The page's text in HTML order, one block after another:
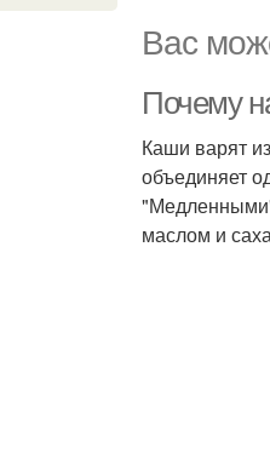
Вас
Почему
Каши варят
объединяет
"Медленными"
маслом и